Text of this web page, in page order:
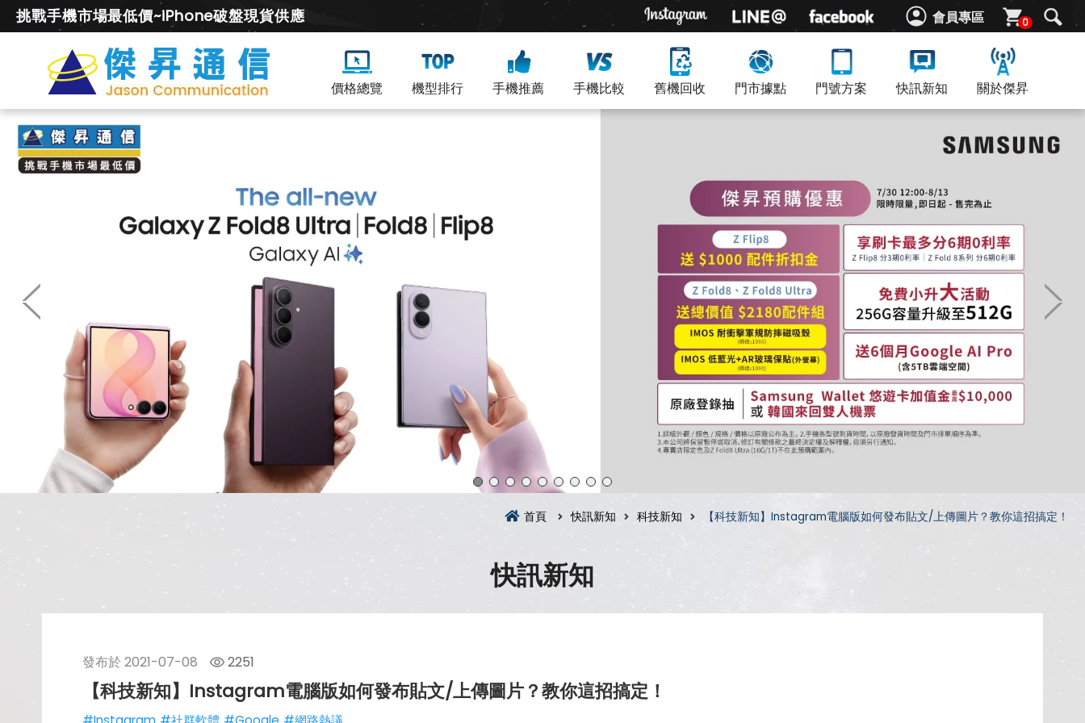
會員專區 0
挑戰手機市場最低價~iPhone破盤現貨供應
價格總覽 機型排行 手機推薦 手機比較 舊機回收 門市據點 門號方案 快訊新知 關於傑昇
首頁 快訊新知 科技新知 【科技新知】Instagram電腦版如何發布貼文/上傳圖片？教你這招搞定！
快訊新知
發布於 2021-07-08 2251
【科技新知】Instagram電腦版如何發布貼文/上傳圖片？教你這招搞定！